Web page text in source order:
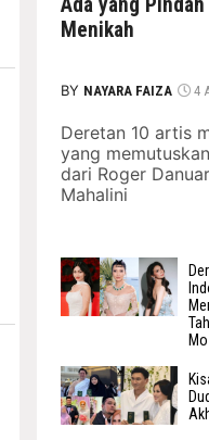
Menikah
BY NAYARA FAIZA 4
Deretan 10 artis
yang
dari Roger
Mahalini